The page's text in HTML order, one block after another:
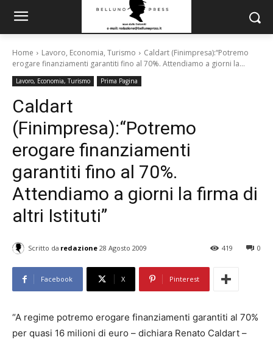
Home Lavoro, Economia, Turismo
Caldart (Finimpresa):“Potremo
erogare finanziamenti garantiti fino al 70%. Attendiamo a giorni la...
Lavoro, Economia, Turismo Prima Pagina
Caldart
(Finimpresa):“Potremo
erogare finanziamenti
garantiti fino al 70%.
Attendiamo a giorni la firma di
altri Istituti”
Scritto da redazione 28 Agosto 2009 0
419
Facebook X Pinterest
“A regime potremo erogare finanziamenti garantiti al 70%
per quasi 16 milioni di euro – dichiara Renato Caldart –